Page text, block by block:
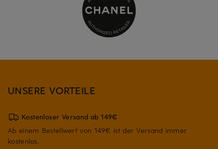
UNSERE VORTEILE
Kostenloser Versand ab 149€
Ab einem Bestellwert von 149€ ist der Versand immer
kostenlos.